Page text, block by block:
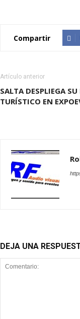
Compartir
Artículo anterior
SALTA DESPLIEGA
TURÍSTICO EN
DEJA UNA